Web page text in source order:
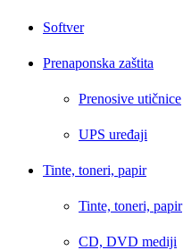
Softver
Prenaponska zaštita
Prenosive utičnice
UPS uređaji
Tinte, toneri, papir
Tinte, toneri, papir
CD, DVD mediji